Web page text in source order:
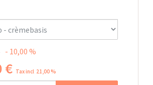
10,00 %
€ Tax incl 21,00 %